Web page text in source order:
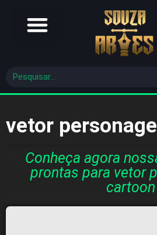
vetor
Conheça agora
prontas para vetor
cartoon